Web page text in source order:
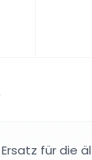
Ersatz für die